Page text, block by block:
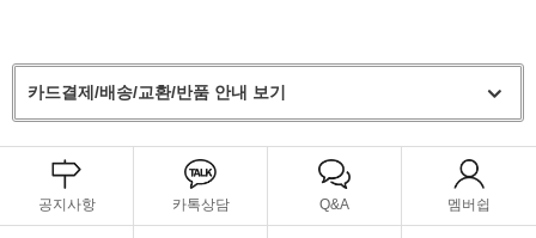
카드결제/배송/교환/반품 안내 보기
공지사항 카톡상담 Q&A 멤버쉽